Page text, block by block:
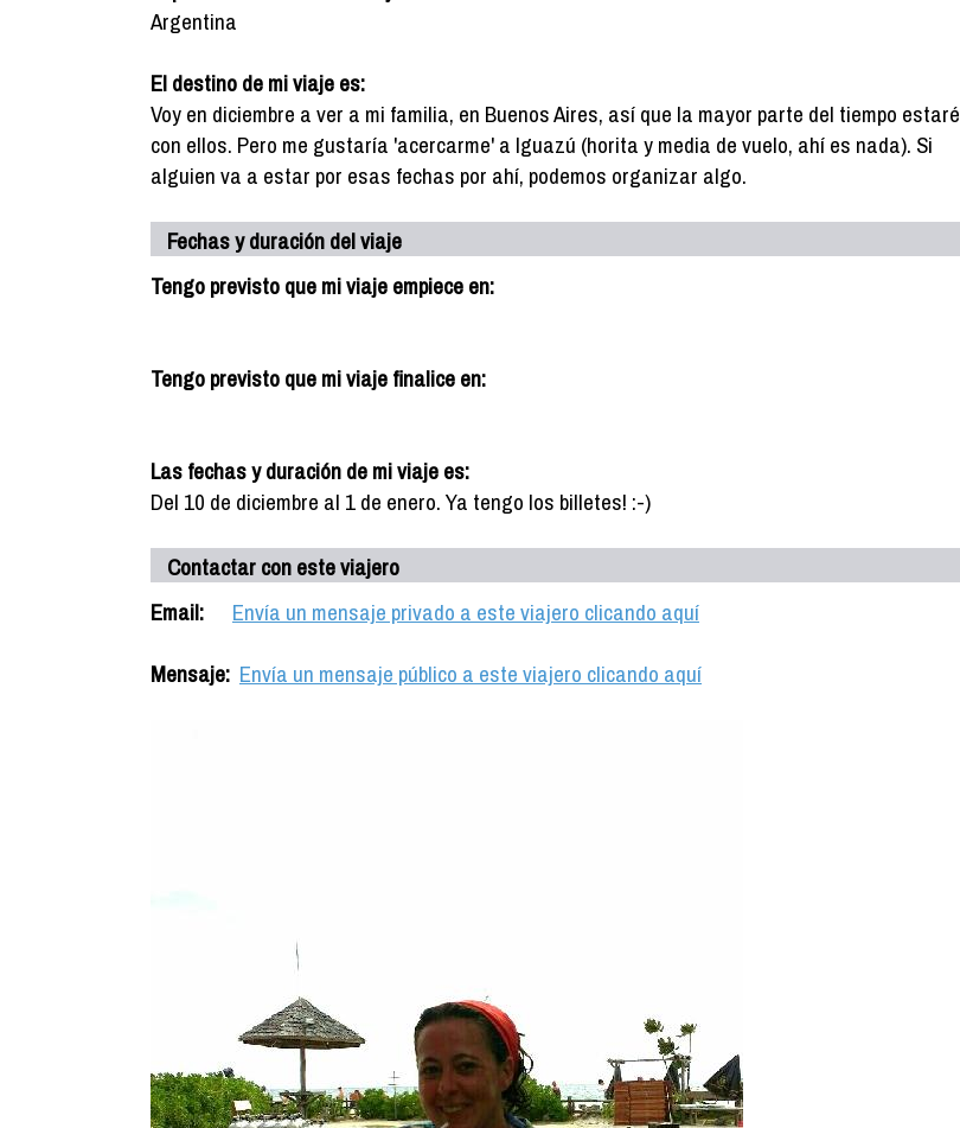
Argentina
El destino de mi viaje es:
Voy en diciembre a ver a mi familia, en Buenos Aires, así que la mayor parte del tiempo estaré
con ellos. Pero me gustaría 'acercarme' a Iguazú (horita y media de vuelo, ahí es nada). Si
alguien va a estar por esas fechas por ahí, podemos organizar algo.
Fechas y duración del viaje
Tengo previsto que mi viaje empiece en:
Tengo previsto que mi viaje finalice en:
Las fechas y duración de mi viaje es:
Del 10 de diciembre al 1 de enero. Ya tengo los billetes! :-)
Contactar con este viajero
Email:
Envía un mensaje privado a este viajero clicando aquí
Mensaje: Envía un mensaje público a este viajero clicando aquí